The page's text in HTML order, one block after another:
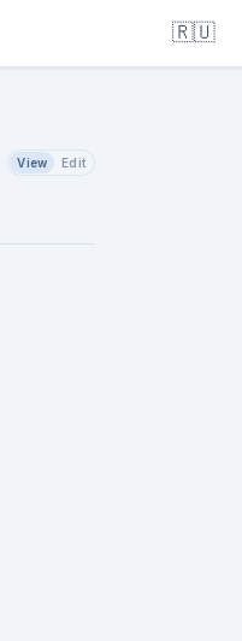
🇷🇺
View Edit